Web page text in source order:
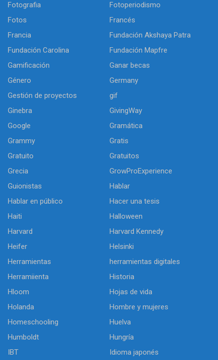
Fotografia
Fotoperiodismo
Fotos
Francés
Francia
Fundación Akshaya Patra
Fundación Carolina
Fundación Mapfre
Gamificación
Ganar becas
Género
Germany
Gestión de proyectos
gif
Ginebra
GivingWay
Google
Gramática
Grammy
Gratis
Gratuito
Gratuitos
Grecia
GrowProExperience
Guionistas
Hablar
Hablar en público
Hacer una tesis
Haiti
Halloween
Harvard
Harvard Kennedy
Heifer
Helsinki
Herramientas
herramientas digitales
Herramiienta
Historia
Hloom
Hojas de vida
Holanda
Hombre y mujeres
Homeschooling
Huelva
Humboldt
Hungría
IBT
Idioma japonés